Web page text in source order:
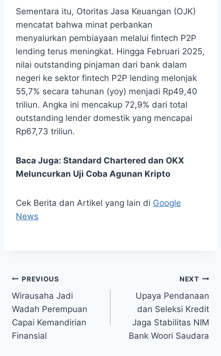
Sementara itu, Otoritas Jasa Keuangan (OJK)
mencatat bahwa minat perbankan
menyalurkan pembiayaan melalui fintech P2P
lending terus meningkat. Hingga Februari 2025,
nilai outstanding pinjaman dari bank dalam
negeri ke sektor fintech P2P lending melonjak
55,7% secara tahunan (yoy) menjadi Rp49,40
triliun. Angka ini mencakup 72,9% dari total
outstanding lender domestik yang mencapai
Rp67,73 triliun.
Baca Juga: Standard Chartered dan OKX
Meluncurkan Uji Coba Agunan Kripto
Cek Berita dan Artikel yang lain di Google
News
Post
navigation
PREVIOUS
Wirausaha Jadi
Wadah Perempuan
Capai Kemandirian
Finansial
NEXT
Upaya Pendanaan
dan Seleksi Kredit
Jaga Stabilitas NIM
Bank Woori Saudara